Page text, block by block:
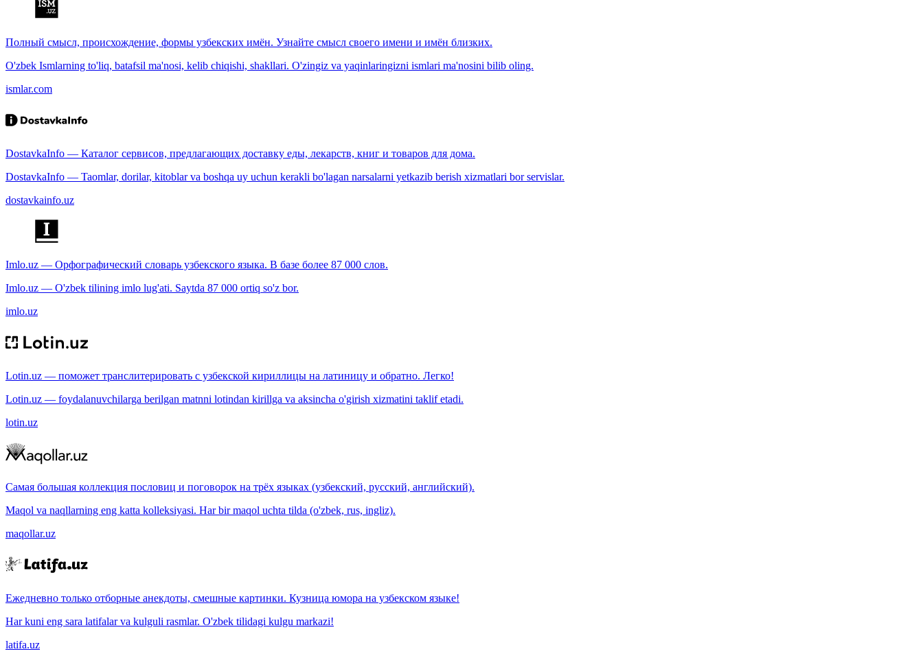
Полный смысл, происхождение, формы узбекских имён. Узнайте смысл своего имени и имён близких.
O'zbek Ismlarning to'liq, batafsil ma'nosi, kelib chiqishi, shakllari. O'zingiz va yaqinlaringizni ismlari ma'nosini bilib oling.
ismlar.com
DostavkaInfo — Каталог сервисов, предлагающих доставку еды, лекарств, книг и товаров для дома.
DostavkaInfo — Taomlar, dorilar, kitoblar va boshqa uy uchun kerakli bo'lagan narsalarni yetkazib berish xizmatlari bor servislar.
dostavkainfo.uz
Imlo.uz — Орфографический словарь узбекского языка. В базе более 87 000 слов.
Imlo.uz — O'zbek tilining imlo lug'ati. Saytda 87 000 ortiq so'z bor.
imlo.uz
Lotin.uz — поможет транслитерировать с узбекской кириллицы на латиницу и обратно. Легко!
Lotin.uz — foydalanuvchilarga berilgan matnni lotindan kirillga va aksincha o'girish xizmatini taklif etadi.
lotin.uz
Самая большая коллекция пословиц и поговорок на трёх языках (узбекский, русский, английский).
Maqol va naqllarning eng katta kolleksiyasi. Har bir maqol uchta tilda (o'zbek, rus, ingliz).
maqollar.uz
Ежедневно только отборные анекдоты, смешные картинки. Кузница юмора на узбекском языке!
Har kuni eng sara latifalar va kulguli rasmlar. O'zbek tilidagi kulgu markazi!
latifa.uz